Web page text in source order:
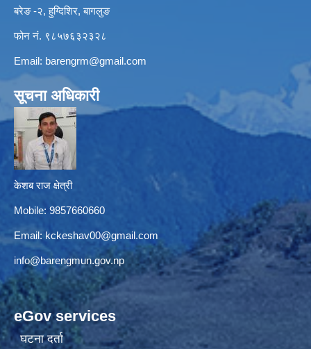
बरेङ -२, हुग्दिशिर, बागलुङ
फोन नं. ९८५७६३२३२८
Email: barengrm@gmail.com
सूचना अधिकारी
केशब राज क्षेत्री
Mobile: 9857660660
Email: kckeshav00@gmail.com
info@barengmun.gov.np
eGov services
घटना दर्ता